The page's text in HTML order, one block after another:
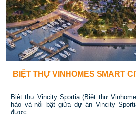
BIỆT THỰ VINHOMES SMART
Biệt thự Vincity Sportia (Biệt thự
hảo và nổi bật giữa dự án Vincity
được...